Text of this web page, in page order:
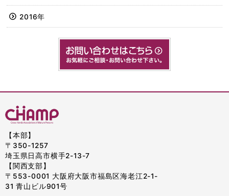
2016年
【本部】
〒350-1257
埼玉県日高市横手2-13-7
【関西支部】
〒553-0001 大阪府大阪市福島区海老江2-1-
31 青山ビル901号